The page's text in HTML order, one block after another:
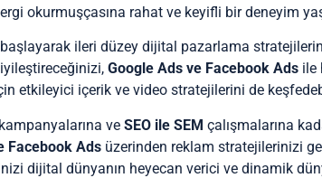
okurmuşçasına rahat ve keyifli bir deneyim
ileri düzey dijital pazarlama
Google Ads ve Facebook Ads ile
etkileyici içerik ve video stratejilerini de
ve SEO ile SEM çalışmalarına
Facebook Ads üzerinden reklam stratejilerinizi
dijital dünyanın heyecan verici ve dinamik